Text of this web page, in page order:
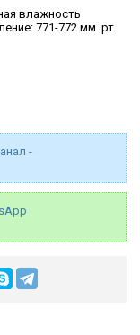
влажность
771-772 мм. рт.
-